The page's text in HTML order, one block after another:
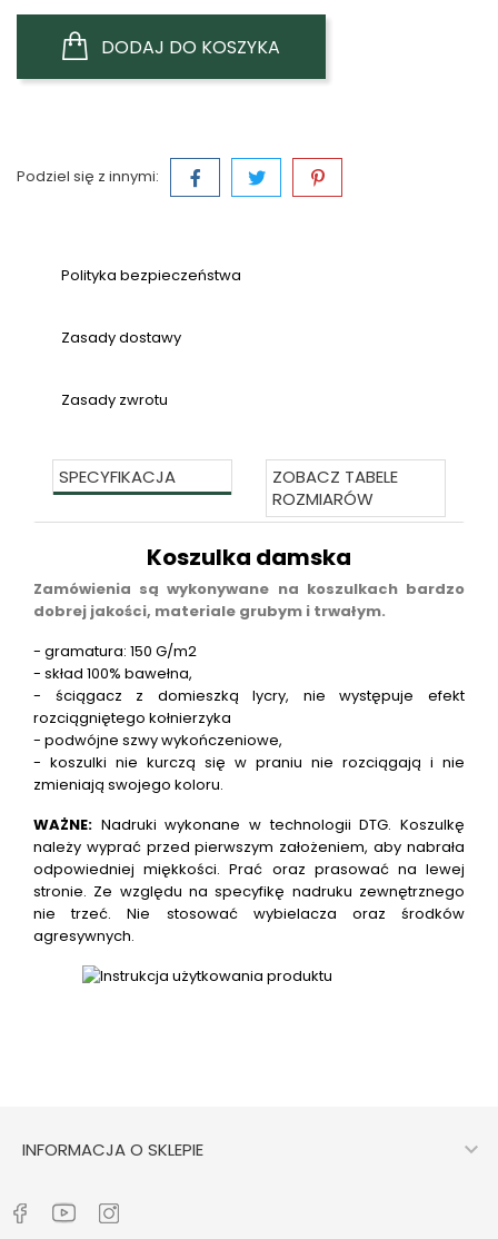
DODAJ DO KOSZYKA
Podziel się z innymi:
Polityka bezpieczeństwa
Zasady dostawy
Zasady zwrotu
SPECYFIKACJA
ZOBACZ TABELE
ROZMIARÓW
Koszulka damska
Zamówienia są wykonywane na koszulkach bardzo
dobrej jakości, materiale grubym i trwałym.
- gramatura: 150 G/m2
- skład 100% bawełna,
- ściągacz z domieszką lycry, nie występuje efekt
rozciągniętego kołnierzyka
- podwójne szwy wykończeniowe,
- koszulki nie kurczą się w praniu nie rozciągają i nie
zmieniają swojego koloru.
WAŻNE: Nadruki wykonane w technologii DTG. Koszulkę
należy wyprać przed pierwszym założeniem, aby nabrała
odpowiedniej miękkości. Prać oraz prasować na lewej
stronie. Ze względu na specyfikę nadruku zewnętrznego
nie trzeć. Nie stosować wybielacza oraz środków
agresywnych.
INFORMACJA O SKLEPIE 